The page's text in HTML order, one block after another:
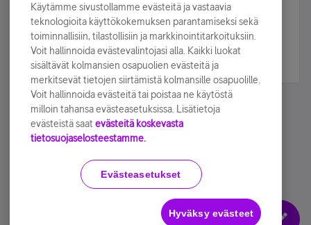
sähköpostiisi.
Tilaa nyt
Käyttöehdot Accessibility statement
Evästeasetukset
Käytämme sivustollamme evästeitä ja vastaavia
teknologioita käyttökokemuksen parantamiseksi sekä
toiminnallisiin, tilastollisiin ja markkinointitarkoituksiin.
Voit hallinnoida evästevalintojasi alla. Kaikki luokat
sisältävät kolmansien osapuolien evästeitä ja
merkitsevät tietojen siirtämistä kolmansille osapuolille.
Voit hallinnoida evästeitä tai poistaa ne käytöstä
milloin tahansa evästeasetuksissa. Lisätietoja
evästeistä saat evästeitä koskevasta
tietosuojaselosteestamme.
Evästeasetukset
Hyväksy evästeet